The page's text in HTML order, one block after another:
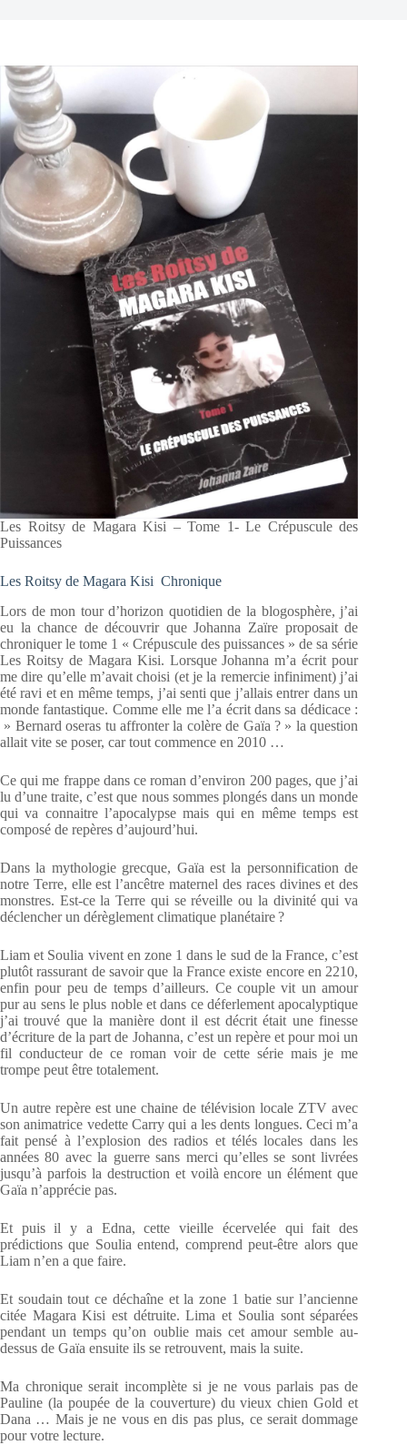
Les Roitsy de Magara Kisi – Tome 1- Le Crépuscule des
Puissances
Les Roitsy de Magara Kisi Chronique
Lors de mon tour d’horizon quotidien de la blogosphère, j’ai
eu la chance de découvrir que Johanna Zaïre proposait de
chroniquer le tome 1 « Crépuscule des puissances » de sa série
Les Roitsy de Magara Kisi. Lorsque Johanna m’a écrit pour
me dire qu’elle m’avait choisi (et je la remercie infiniment) j’ai
été ravi et en même temps, j’ai senti que j’allais entrer dans un
monde fantastique. Comme elle me l’a écrit dans sa dédicace :
» Bernard oseras tu affronter la colère de Gaïa ? » la question
allait vite se poser, car tout commence en 2010 …
Ce qui me frappe dans ce roman d’environ 200 pages, que j’ai
lu d’une traite, c’est que nous sommes plongés dans un monde
qui va connaitre l’apocalypse mais qui en même temps est
composé de repères d’aujourd’hui.
Dans la mythologie grecque, Gaïa est la personnification de
notre Terre, elle est l’ancêtre maternel des races divines et des
monstres. Est-ce la Terre qui se réveille ou la divinité qui va
déclencher un dérèglement climatique planétaire ?
Liam et Soulia vivent en zone 1 dans le sud de la France, c’est
plutôt rassurant de savoir que la France existe encore en 2210,
enfin pour peu de temps d’ailleurs. Ce couple vit un amour
pur au sens le plus noble et dans ce déferlement apocalyptique
j’ai trouvé que la manière dont il est décrit était une finesse
d’écriture de la part de Johanna, c’est un repère et pour moi un
fil conducteur de ce roman voir de cette série mais je me
trompe peut être totalement.
Un autre repère est une chaine de télévision locale ZTV avec
son animatrice vedette Carry qui a les dents longues. Ceci m’a
fait pensé à l’explosion des radios et télés locales dans les
années 80 avec la guerre sans merci qu’elles se sont livrées
jusqu’à parfois la destruction et voilà encore un élément que
Gaïa n’apprécie pas.
Et puis il y a Edna, cette vieille écervelée qui fait des
prédictions que Soulia entend, comprend peut-être alors que
Liam n’en a que faire.
Et soudain tout ce déchaîne et la zone 1 batie sur l’ancienne
citée Magara Kisi est détruite. Lima et Soulia sont séparées
pendant un temps qu’on oublie mais cet amour semble au-
dessus de Gaïa ensuite ils se retrouvent, mais la suite.
Ma chronique serait incomplète si je ne vous parlais pas de
Pauline (la poupée de la couverture) du vieux chien Gold et
Dana … Mais je ne vous en dis pas plus, ce serait dommage
pour votre lecture.